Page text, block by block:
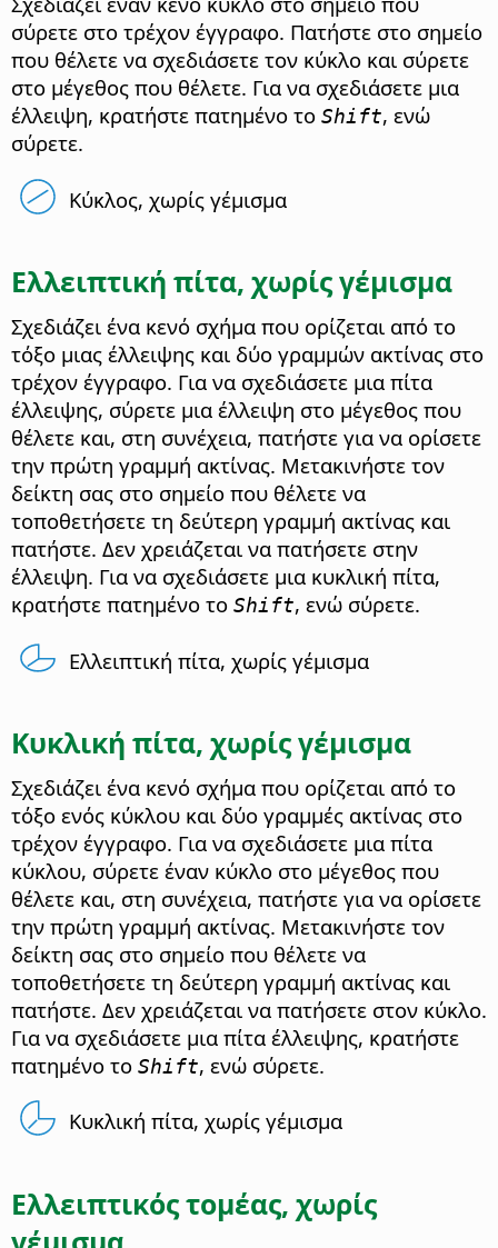
σύρετε στο τρέχον έγγραφο. Πατήστε στο σημείο
που θέλετε να σχεδιάσετε τον κύκλο και σύρετε
στο μέγεθος που θέλετε. Για να σχεδιάσετε μια
έλλειψη, κρατήστε πατημένο το Shift, ενώ
σύρετε.
Κύκλος, χωρίς γέμισμα
Ελλειπτική πίτα, χωρίς γέμισμα
Σχεδιάζει ένα κενό σχήμα που ορίζεται από το
τόξο μιας έλλειψης και δύο γραμμών ακτίνας στο
τρέχον έγγραφο. Για να σχεδιάσετε μια πίτα
έλλειψης, σύρετε μια έλλειψη στο μέγεθος που
θέλετε και, στη συνέχεια, πατήστε για να ορίσετε
την πρώτη γραμμή ακτίνας. Μετακινήστε τον
δείκτη σας στο σημείο που θέλετε να
τοποθετήσετε τη δεύτερη γραμμή ακτίνας και
πατήστε. Δεν χρειάζεται να πατήσετε στην
έλλειψη. Για να σχεδιάσετε μια κυκλική πίτα,
κρατήστε πατημένο το Shift, ενώ σύρετε.
Ελλειπτική πίτα, χωρίς γέμισμα
Κυκλική πίτα, χωρίς γέμισμα
Σχεδιάζει ένα κενό σχήμα που ορίζεται από το
τόξο ενός κύκλου και δύο γραμμές ακτίνας στο
τρέχον έγγραφο. Για να σχεδιάσετε μια πίτα
κύκλου, σύρετε έναν κύκλο στο μέγεθος που
θέλετε και, στη συνέχεια, πατήστε για να ορίσετε
την πρώτη γραμμή ακτίνας. Μετακινήστε τον
δείκτη σας στο σημείο που θέλετε να
τοποθετήσετε τη δεύτερη γραμμή ακτίνας και
πατήστε. Δεν χρειάζεται να πατήσετε στον κύκλο.
Για να σχεδιάσετε μια πίτα έλλειψης, κρατήστε
πατημένο το Shift, ενώ σύρετε.
Κυκλική πίτα, χωρίς γέμισμα
Ελλειπτικός τομέας, χωρίς